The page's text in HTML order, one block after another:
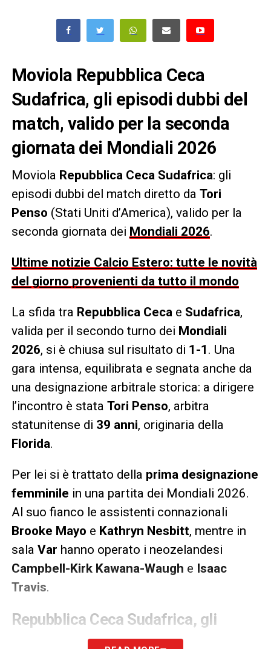
Moviola Repubblica Ceca
Sudafrica, gli episodi dubbi del
match, valido per la seconda
giornata dei Mondiali 2026
Moviola Repubblica Ceca Sudafrica: gli
episodi dubbi del match diretto da Tori
Penso (Stati Uniti d’America), valido per la
seconda giornata dei Mondiali 2026.
Ultime notizie Calcio Estero: tutte le novità
del giorno provenienti da tutto il mondo
La sfida tra Repubblica Cecae Sudafrica,
valida per il secondo turno dei Mondiali
2026, si è chiusa sul risultato di 1-1 . Una
gara intensa, equilibrata e segnata anche da
una designazione arbitrale storica: a dirigere
l’incontro è stata Tori Penso, arbitra
statunitense di 39 anni, originaria della
Florida.
Per lei si è trattato della prima designazione
femminile in una partita dei Mondiali 2026.
Al suo fianco le assistenti connazionali
Brooke Mayo e Kathryn Nesbitt, mentre in
sala Var hanno operato i neozelandesi
Campbell-Kirk Kawana-Waugh e Isaac
Travis.
Repubblica Ceca Sudafrica, gli
episodi principali della gara